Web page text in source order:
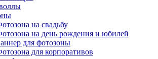
на свадьбу
на день рождения и юбилей
для фотозоны
для корпоративов